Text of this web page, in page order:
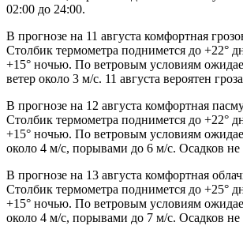
02:00 до 24:00.
В прогнозе на 11 августа комфортная
Столбик термометра поднимется до +22°
+15° ночью. По ветровым условиям
ветер около 3 м/с. 11 августа вероятен
В прогнозе на 12 августа комфортная
Столбик термометра поднимется до +22°
+15° ночью. По ветровым условиям
около 4 м/с, порывами до 6 м/с. Осадков не
В прогнозе на 13 августа комфортная
Столбик термометра поднимется до +25°
+15° ночью. По ветровым условиям
около 4 м/с, порывами до 7 м/с. Осадков не